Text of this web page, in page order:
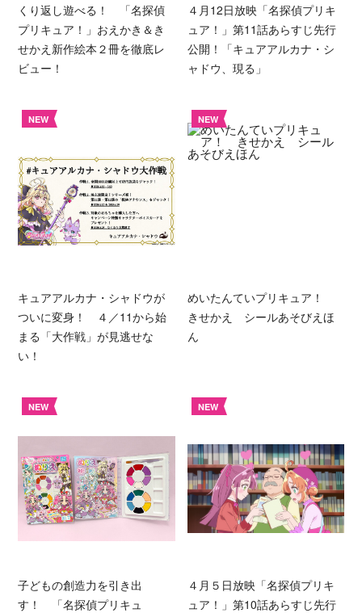
くり返し遊べる！ 「名探偵
プリキュア！」おえかき＆き
せかえ新作絵本２冊を徹底レ
ビュー！
４月12日放映「名探偵プリキ
ュア！」第11話あらすじ先行
公開！「キュアアルカナ・シ
ャドウ、現る」
NEW
キュアアルカナ・シャドウが
ついに変身！ ４／11から始
まる「大作戦」が見逃せな
い！
NEW
めいたんていプリキュア！
きせかえ シールあそびえほ
ん
NEW
子どもの創造力を引き出
す！ 「名探偵プリキュ
NEW
４月５日放映「名探偵プリキ
ュア！」第10話あらすじ先行